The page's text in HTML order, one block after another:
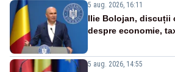
5 aug. 2026, 16:11
Ilie Bolojan, discuții
despre economie,
5 aug. 2026, 14:55